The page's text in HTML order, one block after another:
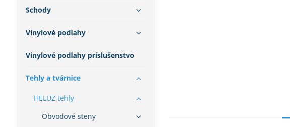
Schody
Vinylové podlahy
Vinylové podlahy príslušenstvo
Tehly a tvárnice
HELUZ tehly
Obvodové steny